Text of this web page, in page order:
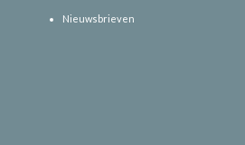
Nieuwsbrieven